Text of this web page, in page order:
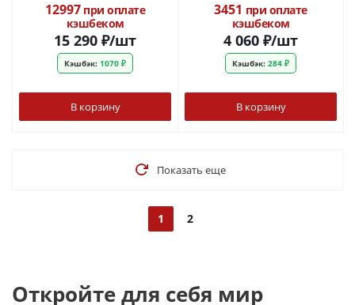
12997при оплате
кэшбеком
15 290 ₽/шт
Кэшбэк: 1070 ₽
В корзину
3451 при оплате
кэшбеком
4 060 ₽/шт
Кэшбэк: 284 ₽
В корзину
Показать еще
1 2
Откройте для себя мир